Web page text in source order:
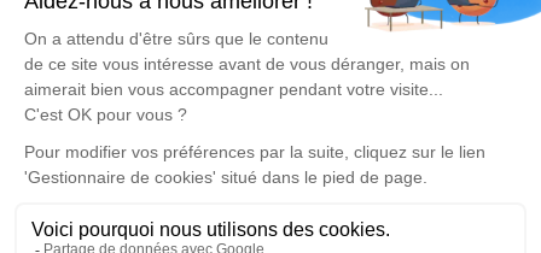
d'expression dédié à honorer la mémoire de Roger
JUNIQUE.
Un service de plantation d’arbre hommage est
disponible ici.
Je rends hommage